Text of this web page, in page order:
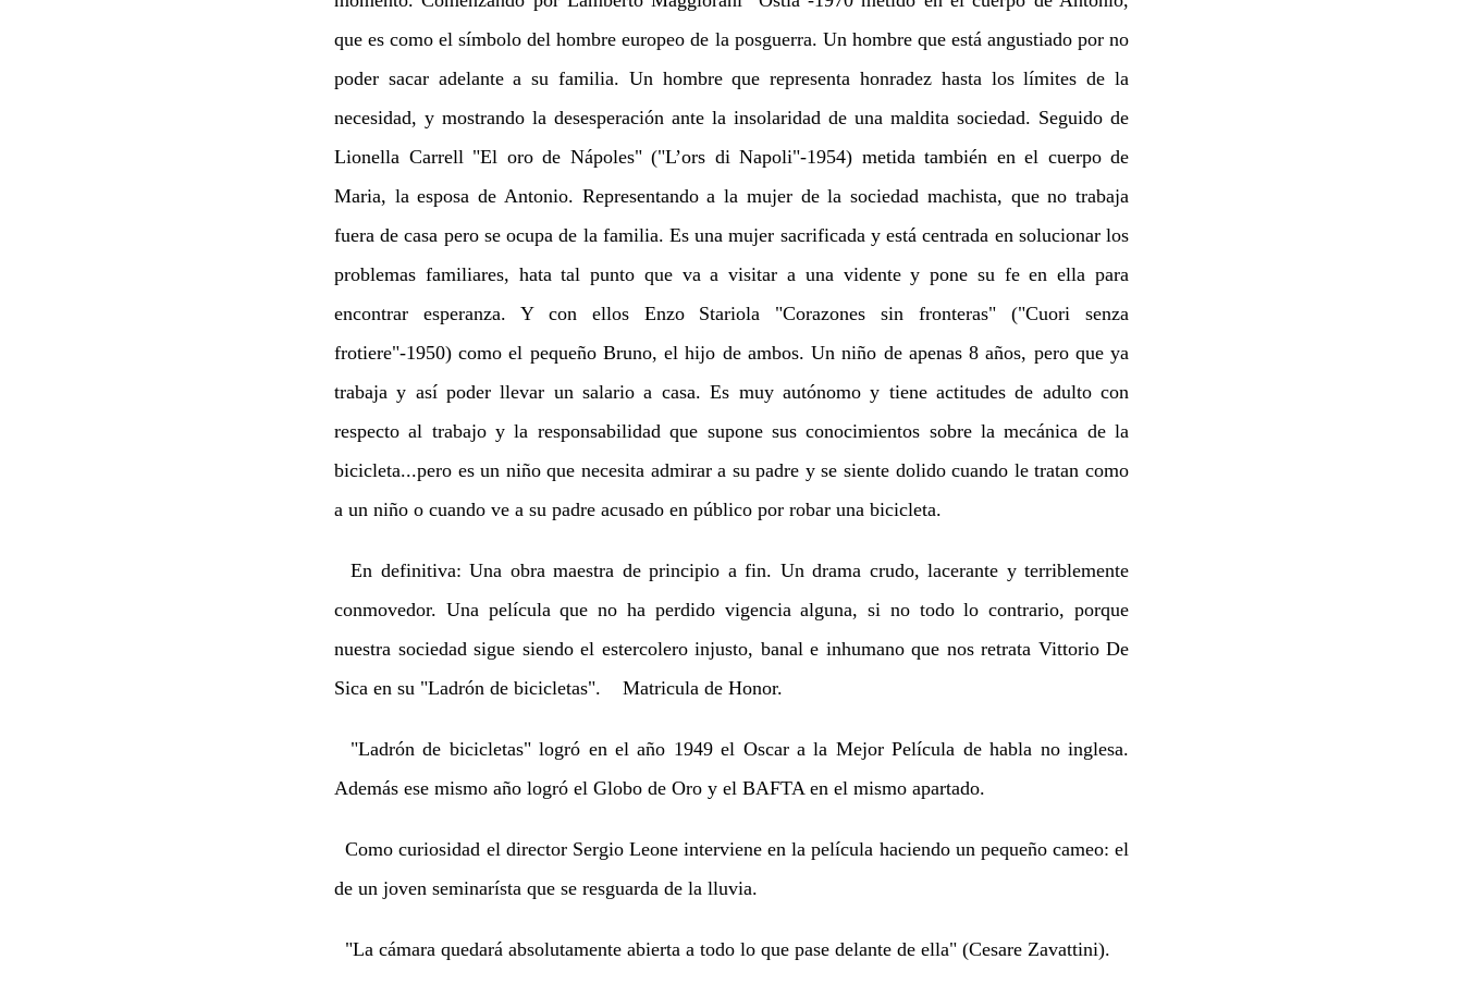
que es como el símbolo del hombre europeo de la posguerra. Un hombre que está angustiado por no
poder sacar adelante a su familia. Un hombre que representa honradez hasta los límites de la
necesidad, y mostrando la desesperación ante la insolaridad de una maldita sociedad. Seguido de
Lionella Carrell "El oro de Nápoles" ("L’ors di Napoli"-1954) metida también en el cuerpo de
Maria, la esposa de Antonio. Representando a la mujer de la sociedad machista, que no trabaja
fuera de casa pero se ocupa de la familia. Es una mujer sacrificada y está centrada en solucionar los
problemas familiares, hata tal punto que va a visitar a una vidente y pone su fe en ella para
encontrar esperanza. Y con ellos Enzo Stariola "Corazones sin fronteras" ("Cuori senza
frotiere"-1950) como el pequeño Bruno, el hijo de ambos. Un niño de apenas 8 años, pero que ya
trabaja y así poder llevar un salario a casa. Es muy autónomo y tiene actitudes de adulto con
respecto al trabajo y la responsabilidad que supone sus conocimientos sobre la mecánica de la
bicicleta...pero es un niño que necesita admirar a su padre y se siente dolido cuando le tratan como
a un niño o cuando ve a su padre acusado en público por robar una bicicleta.
En definitiva: Una obra maestra de principio a fin. Un drama crudo, lacerante y terriblemente
conmovedor. Una película que no ha perdido vigencia alguna, si no todo lo contrario, porque
nuestra sociedad sigue siendo el estercolero injusto, banal e inhumano que nos retrata Vittorio De
Sica en su "Ladrón de bicicletas". Matricula de Honor.
"Ladrón de bicicletas" logró en el año 1949 el Oscar a la Mejor Película de habla no inglesa.
Además ese mismo año logró el Globo de Oro y el BAFTA en el mismo apartado.
Como curiosidad el director Sergio Leone interviene en la película haciendo un pequeño cameo: el
de un joven seminarísta que se resguarda de la lluvia.
"La cámara quedará absolutamente abierta a todo lo que pase delante de ella" (Cesare Zavattini).